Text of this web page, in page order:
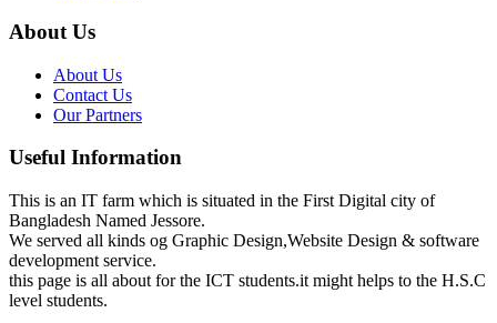
About Us
About Us
Contact Us
Our Partners
Useful Information
This is an IT farm which is situated in the First Digital city of
Bangladesh Named Jessore.
We served all kinds og Graphic Design,Website Design & software
development service.
this page is all about for the ICT students.it might helps to the H.S.C
level students.